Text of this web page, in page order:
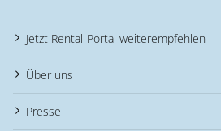
Jetzt Rental-Portal weiterempfehlen
Über uns
Presse